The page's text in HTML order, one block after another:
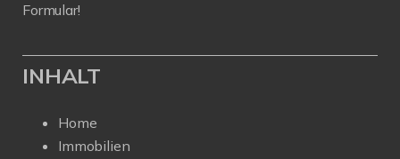
Formular!
INHALT
Home
Immobilien